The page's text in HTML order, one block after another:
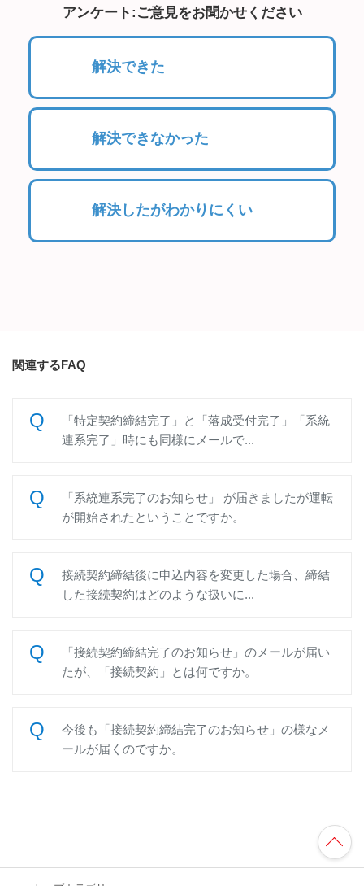
アンケート:ご意見をお聞かせください
解決できた
解決できなかった
解決したがわかりにくい
関連するFAQ
「特定契約締結完了」と「落成受付完了」「系統
連系完了」時にも同様にメールで...
「系統連系完了のお知らせ」 が届きましたが運転
が開始されたということですか。
接続契約締結後に申込内容を変更した場合、締結
した接続契約はどのような扱いに...
「接続契約締結完了のお知らせ」のメールが届い
たが、「接続契約」とは何ですか。
今後も「接続契約締結完了のお知らせ」の様なメ
ールが届くのですか。
TO
P
へ